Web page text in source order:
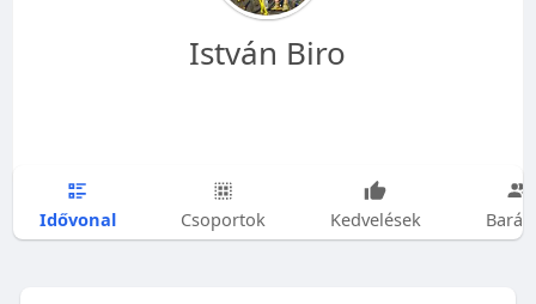
István Biro
Idővonal Csoportok Kedvelések